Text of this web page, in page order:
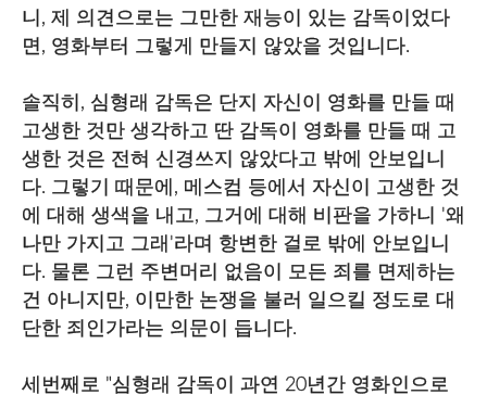
니, 제 의견으로는 그만한 재능이 있는 감독이었다
면, 영화부터 그렇게 만들지 않았을 것입니다.
솔직히, 심형래 감독은 단지 자신이 영화를 만들 때
고생한 것만 생각하고 딴 감독이 영화를 만들 때 고
생한 것은 전혀 신경쓰지 않았다고 밖에 안보입니
다. 그렇기 때문에, 메스컴 등에서 자신이 고생한 것
에 대해 생색을 내고, 그거에 대해 비판을 가하니 '왜
나만 가지고 그래'라며 항변한 걸로 밖에 안보입니
다. 물론 그런 주변머리 없음이 모든 죄를 면제하는
건 아니지만, 이만한 논쟁을 불러 일으킬 정도로 대
단한 죄인가라는 의문이 듭니다.
세번째로 "심형래 감독이 과연 20년간 영화인으로